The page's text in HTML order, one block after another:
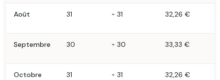
Août 31 ÷ 31 32,26 €
Septembre 30 ÷ 30 33,33 €
Octobre 31 ÷ 31 32,26 €